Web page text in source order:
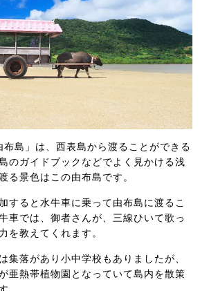
布島」は、西表島から渡ることができる
のガイドブックなどでよく見かける浅
る景色はこの由布島です。
すると水牛車に乗って由布島に渡るこ
車では、御者さんが、三線ひいて歌っ
を教えてくれます。
集落があり小中学校もありましたが、
亜熱帯植物園となっていて島内を散策